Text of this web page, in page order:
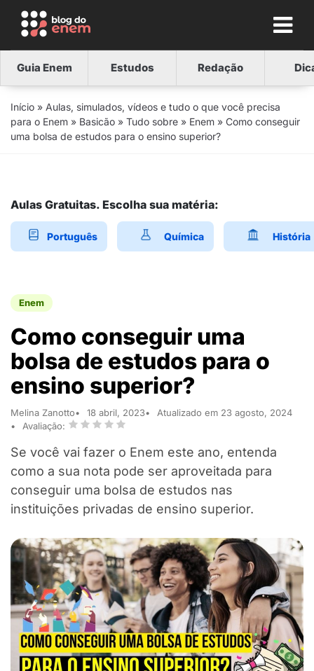
Guia Enem Estudos Redação
Início » Aulas, simulados, vídeos e tudo o que você precisa
para o Enem » Basicão » Tudo sobre » Enem » Como conseguir
uma bolsa de estudos para o ensino superior?
Aulas Gratuitas. Escolha sua matéria:
Português Química História
Enem
Como conseguir uma
bolsa de estudos para o
ensino superior?
Melina Zanotto 18 abril, 2023
Atualizado em 23 agosto, 2024
Avaliação:
Se você vai fazer o Enem este ano, entenda
como a sua nota pode ser aproveitada para
conseguir uma bolsa de estudos nas
instituições privadas de ensino superior.